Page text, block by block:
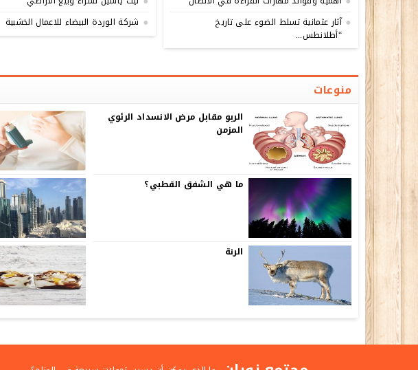
آثار عثمانية تسلط الضوء على تاريخ
“أطلانطس...
شركة الوردة البيضاء للاعمال الخشبية
منوعات
الربو مقابل مرض الانسداد الرئوي
المزمن
ما هي الشفق القطبي؟
الرنة